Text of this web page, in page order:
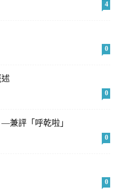
4
0
0
兼評「呼乾啦」
0
0